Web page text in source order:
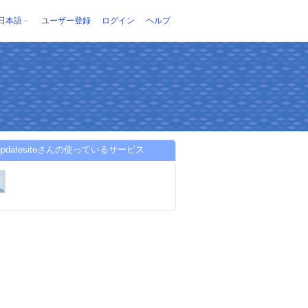
本語 ユーザー登録 ログイン ヘルプ
さんの使っているサービス